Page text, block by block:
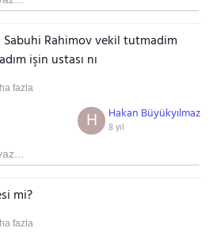
Sabuhi Rahimov vekil tutmadim
işin ustası nı
fazla
Hakan Büyükyılmaz
8 yıl
H
mi?
fazla